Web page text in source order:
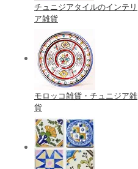
チュニジアタイルのインテリ
ア雑貨
モロッコ雑貨・チュニジア雑
貨